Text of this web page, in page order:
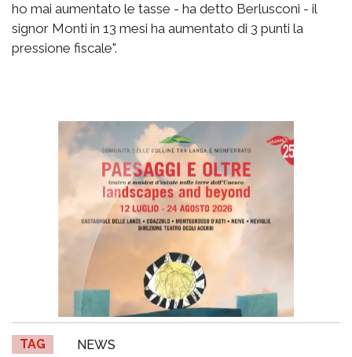
ho mai aumentato le tasse - ha detto Berlusconi - il
signor Monti in 13 mesi ha aumentato di 3 punti la
pressione fiscale".
TAG NEWS